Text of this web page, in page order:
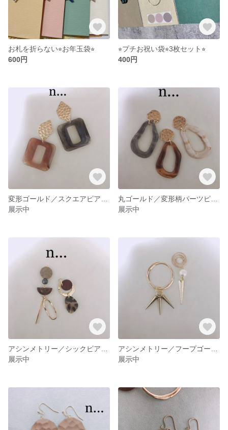
お札を折らない⭐︎お年玉袋⭐︎
600円
⭐︎プチお祝い袋⭐︎3枚セット⭐︎
400円
展示中
展示中
展示中
展示中